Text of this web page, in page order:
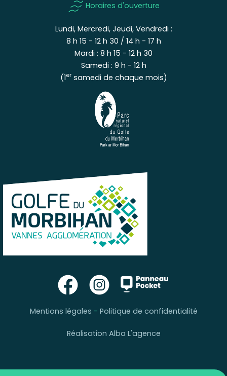
Horaires d'ouverture
Lundi, Mercredi, Jeudi, Vendredi :
8 h 15 - 12 h 30 / 14 h - 17 h
Mardi : 8 h 15 - 12 h 30
Samedi : 9 h - 12 h
(1ersamedi de chaque mois)
Mentions légales - Politique de confidentialité
Réalisation Alba L'agence